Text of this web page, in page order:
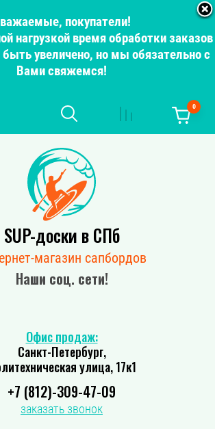
покупатели!
нагрузкой время обработки заказов
увеличено, но мы обязательно с
Вами свяжемся!
0
SUP-доски в СПб
магазин сапбордов
Наши соц. сети!
Офис продаж:
Санкт-Петербург,
улица, 17к1
+7 (812)-309-47-09
заказать звонок